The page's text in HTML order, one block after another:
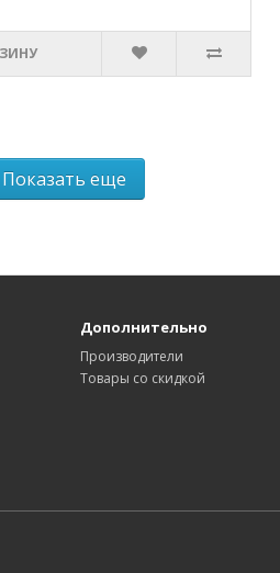
Показать еще
Дополнительно
Производители
Товары со скидкой